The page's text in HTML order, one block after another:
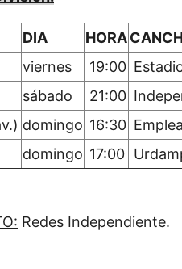
DIA HORA
viernes 19:00
sábado 21:00
domingo 16:30
domingo 17:00
Redes Independiente.